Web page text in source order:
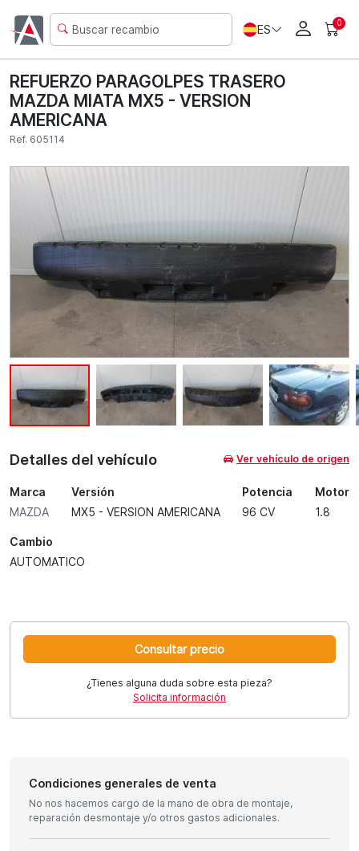
ES 0
REFUERZO PARAGOLPES TRASERO
MAZDA MIATA MX5 - VERSION
AMERICANA
Ref. 605114
Detalles del vehículo Ver vehículo de origen
Marca
MAZDA
Versión
MX5 - VERSION AMERICANA
Potencia
96 CV
Motor
1.8
Cambio
AUTOMATICO
Consultar precio
¿Tienes alguna duda sobre esta pieza?
Solicita información
Condiciones generales de venta
No nos hacemos cargo de la mano de obra de montaje,
reparación desmontaje y/o otros gastos adicionales.